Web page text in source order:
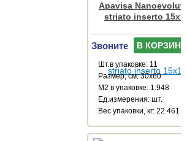
Apavisa
striato inserto
Звоните В КОРЗИНУ
Шт.в упаковке: 11
Размер, см: 30x60
М2 в упаковке: 1.948
Ед.измерения: шт.
Веc упаковки, кг: 22.461